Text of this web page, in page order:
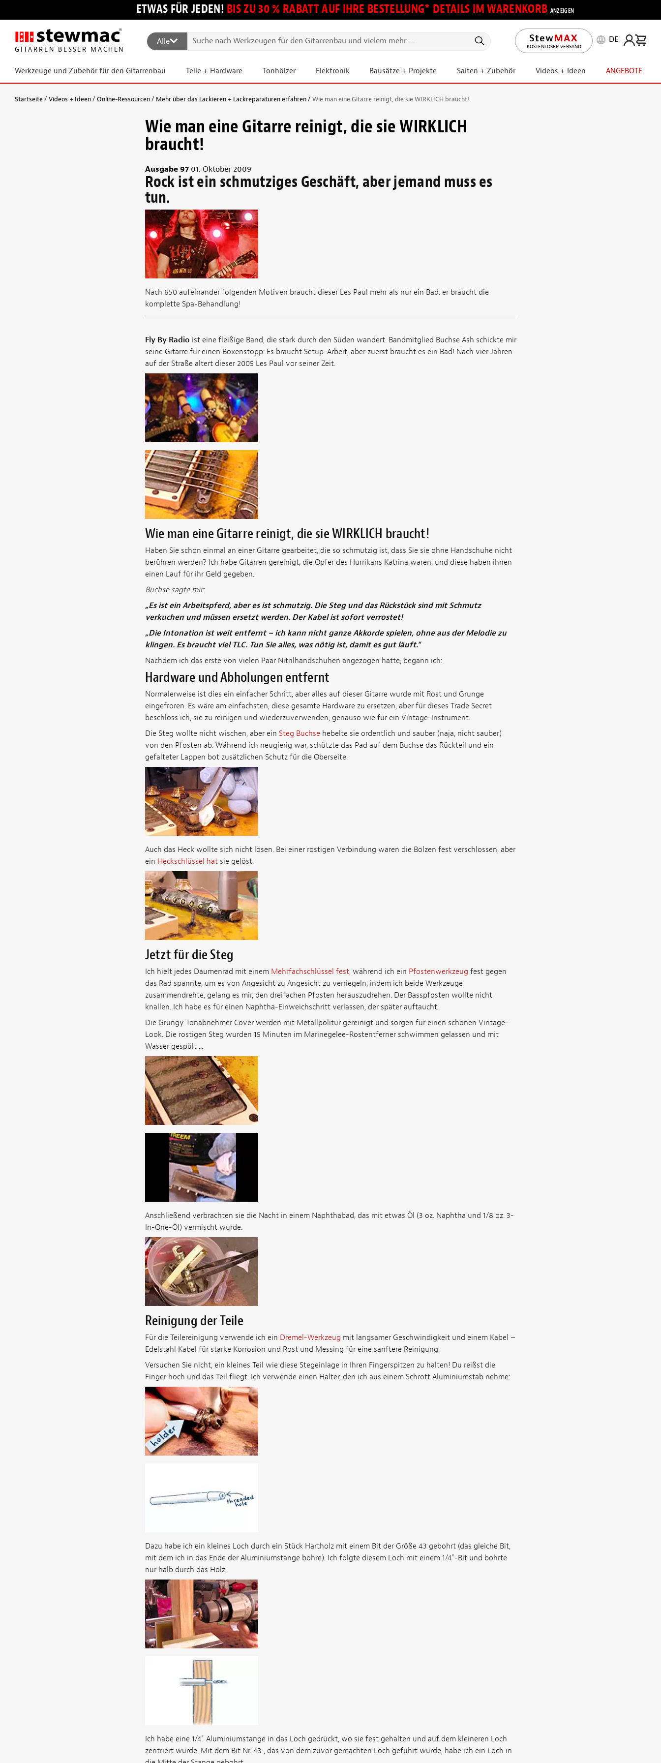
ETWAS FÜR JEDEN! BIS ZU 30 % RABATT AUF IHRE BESTELLUNG* DETAILS IM WARENKORB ANZEIGEN
GITARREN BESSER MACHEN
Alle
KOSTENLOSER VERSAND
DE
Werkzeuge und Zubehör für den Gitarrenbau Teile + Hardware Tonhölzer Elektronik Bausätze + Projekte Saiten + Zubehör Videos + Ideen ANGEBOTE
Startseite Videos + Ideen Online-Ressourcen Mehr über das Lackieren + Lackreparaturen erfahren Wie man eine Gitarre reinigt, die sie WIRKLICH braucht!
Wie man eine Gitarre reinigt, die sie WIRKLICH
braucht!
Ausgabe 9701. Oktober 2009
Rock ist ein schmutziges Geschäft, aber jemand muss es
tun.
Nach 650 aufeinander folgenden Motiven braucht dieser Les Paul mehr als nur ein Bad: er braucht die
komplette Spa-Behandlung!
Fly By Radio ist eine fleißige Band, die stark durch den Süden wandert. Bandmitglied Buchse Ash schickte mir
seine Gitarre für einen Boxenstopp: Es braucht Setup-Arbeit, aber zuerst braucht es ein Bad! Nach vier Jahren
auf der Straße altert dieser 2005 Les Paul vor seiner Zeit.
Wie man eine Gitarre reinigt, die sie WIRKLICH braucht!
Haben Sie schon einmal an einer Gitarre gearbeitet, die so schmutzig ist, dass Sie sie ohne Handschuhe nicht
berühren werden? Ich habe Gitarren gereinigt, die Opfer des Hurrikans Katrina waren, und diese haben ihnen
einen Lauf für ihr Geld gegeben.
Buchse sagte mir:
„Es ist ein Arbeitspferd, aber es ist schmutzig. Die Steg und das Rückstück sind mit Schmutz
verkuchen und müssen ersetzt werden. Der Kabel ist sofort verrostet!
„Die Intonation ist weit entfernt – ich kann nicht ganze Akkorde spielen, ohne aus der Melodie zu
klingen. Es braucht viel TLC. Tun Sie alles, was nötig ist, damit es gut läuft.“
Nachdem ich das erste von vielen Paar Nitrilhandschuhen angezogen hatte, begann ich:
Hardware und Abholungen entfernt
Normalerweise ist dies ein einfacher Schritt, aber alles auf dieser Gitarre wurde mit Rost und Grunge
eingefroren. Es wäre am einfachsten, diese gesamte Hardware zu ersetzen, aber für dieses Trade Secret
beschloss ich, sie zu reinigen und wiederzuverwenden, genauso wie für ein Vintage-Instrument.
Die Steg wollte nicht wischen, aber ein Steg Buchse hebelte sie ordentlich und sauber (naja, nicht sauber)
von den Pfosten ab. Während ich neugierig war, schützte das Pad auf dem Buchse das Rückteil und ein
gefalteter Lappen bot zusätzlichen Schutz für die Oberseite.
Auch das Heck wollte sich nicht lösen. Bei einer rostigen Verbindung waren die Bolzen fest verschlossen, aber
ein Heckschlüssel hatsie gelöst.
Jetzt für die Steg
Ich hielt jedes Daumenrad mit einem Mehrfachschlüssel fest,während ich ein Pfostenwerkzeug fest gegen
das Rad spannte, um es von Angesicht zu Angesicht zu verriegeln; indem ich beide Werkzeuge
zusammendrehte, gelang es mir, den dreifachen Pfosten herauszudrehen. Der Basspfosten wollte nicht
knallen. Ich habe es für einen Naphtha-Einweichschritt verlassen, der später auftaucht.
Die Grungy Tonabnehmer Cover werden mit Metallpolitur gereinigt und sorgen für einen schönen Vintage-
Look. Die rostigen Steg wurden 15 Minuten im Marinegelee-Rostentferner schwimmen gelassen und mit
Wasser gespült ...
Anschließend verbrachten sie die Nacht in einem Naphthabad, das mit etwas Öl (3 oz. Naphtha und 1/8 oz. 3-
In-One-Öl) vermischt wurde.
Reinigung der Teile
Für die Teilereinigung verwende ich ein Dremel-Werkzeug mit langsamer Geschwindigkeit und einem Kabel –
Edelstahl Kabel für starke Korrosion und Rost und Messing für eine sanftere Reinigung.
Versuchen Sie nicht, ein kleines Teil wie diese Stegeinlage in Ihren Fingerspitzen zu halten! Du reißst die
Finger hoch und das Teil fliegt. Ich verwende einen Halter, den ich aus einem Schrott Aluminiumstab nehme:
Dazu habe ich ein kleines Loch durch ein Stück Hartholz mit einem Bit der Größe 43 gebohrt (das gleiche Bit,
mit dem ich in das Ende der Aluminiumstange bohre). Ich folgte diesem Loch mit einem 1/4"-Bit und bohrte
nur halb durch das Holz.
Ich habe eine 1/4" Aluminiumstange in das Loch gedrückt, wo sie fest gehalten und auf dem kleineren Loch
zentriert wurde. Mit dem Bit Nr. 43 , das von dem zuvor gemachten Loch geführt wurde, habe ich ein Loch in